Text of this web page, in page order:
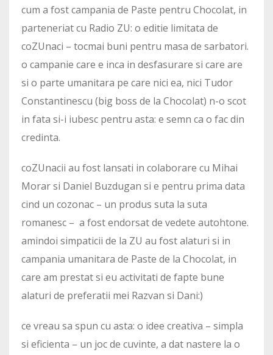
cum a fost campania de Paste pentru Chocolat, in
parteneriat cu Radio ZU: o editie limitata de
coZUnaci – tocmai buni pentru masa de sarbatori.
o campanie care e inca in desfasurare si care are
si o parte umanitara pe care nici ea, nici Tudor
Constantinescu (big boss de la Chocolat) n-o scot
in fata si-i iubesc pentru asta: e semn ca o fac din
credinta.
coZUnacii au fost lansati in colaborare cu Mihai
Morar si Daniel Buzdugan si e pentru prima data
cind un cozonac – un produs suta la suta
romanesc – a fost endorsat de vedete autohtone.
amindoi simpaticii de la ZU au fost alaturi si in
campania umanitara de Paste de la Chocolat, in
care am prestat si eu activitati de fapte bune
alaturi de preferatii mei Razvan si Dani:)
ce vreau sa spun cu asta: o idee creativa – simpla
si eficienta – un joc de cuvinte, a dat nastere la o